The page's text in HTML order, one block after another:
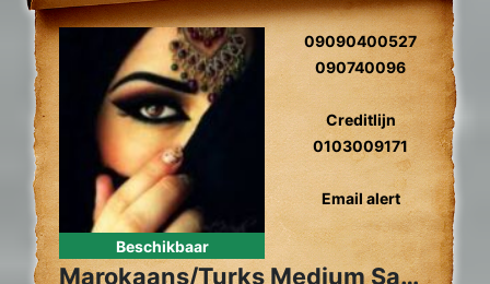
Beschikbaar
09090400527
090740096
Creditlijn
0103009171
Email alert
Marokaans/Turks Medium Sahara